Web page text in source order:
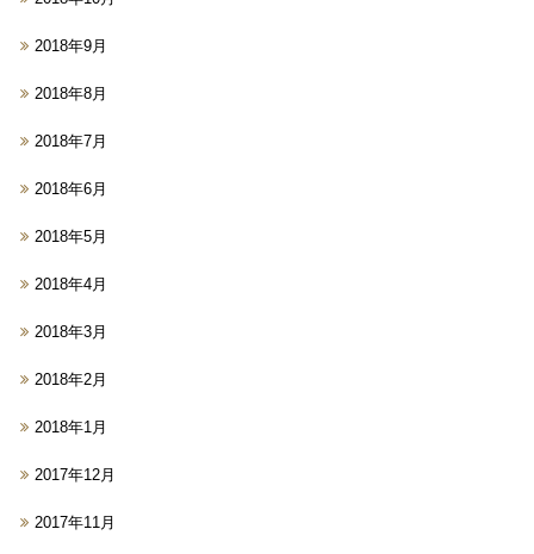
2018年9月
2018年8月
2018年7月
2018年6月
2018年5月
2018年4月
2018年3月
2018年2月
2018年1月
2017年12月
2017年11月